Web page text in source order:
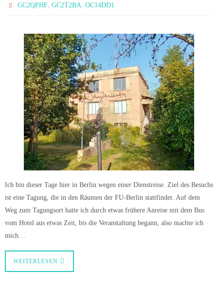
GC2QPHF,GC2T2BA,OC14DD1
Ich bin dieser Tage hier in Berlin wegen einer Dienstreise. Ziel des Besuchs
ist eine Tagung, die in den Räumen der FU-Berlin stattfindet. Auf dem
Weg zum Tagungsort hatte ich durch etwas frühere Anreise mit dem Bus
vom Hotel aus etwas Zeit, bis die Veranstaltung begann, also machte ich
mich…
WEITERLESEN